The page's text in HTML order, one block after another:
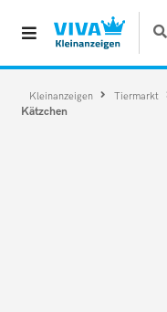
Kleinanzeigen Tiermarkt
Kätzchen